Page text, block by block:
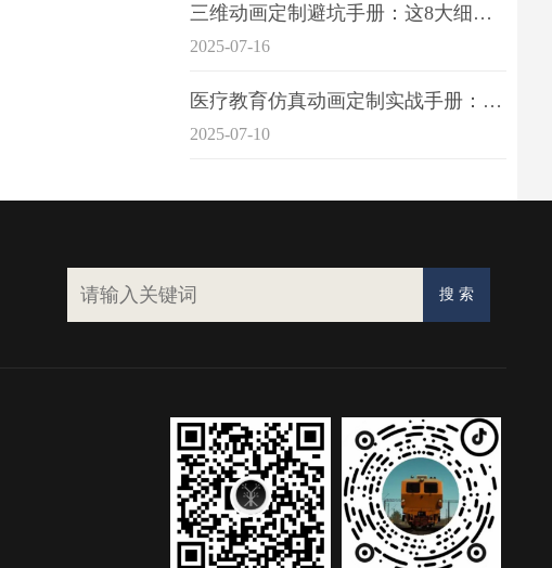
三维动画定制避坑手册：这8大细节重点关注
2025-07-16
医疗教育仿真动画定制实战手册：击破传统医学教育7大痛点
2025-07-10